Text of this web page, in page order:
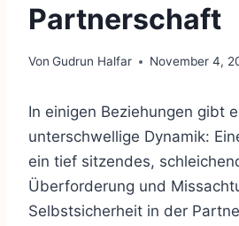
Partnerschaft
Von Gudrun Halfar November 4,
In einigen Beziehungen gibt
unterschwellige Dynamik:
ein tief sitzendes,
Überforderung und
Selbstsicherheit in der